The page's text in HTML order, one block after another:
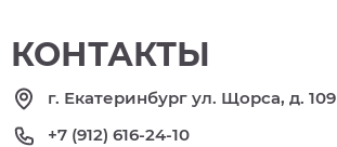
КОНТАКТЫ
г. Екатеринбург ул. Щорса, д. 109
+7 (912) 616-24-10